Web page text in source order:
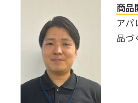
商
アパ
品づ